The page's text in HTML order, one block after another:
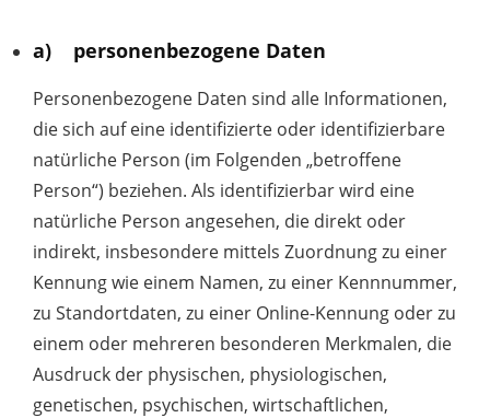
a) personenbezogene Daten
Personenbezogene Daten sind alle Informationen,
die sich auf eine identifizierte oder identifizierbare
natürliche Person (im Folgenden „betroffene
Person“) beziehen. Als identifizierbar wird eine
natürliche Person angesehen, die direkt oder
indirekt, insbesondere mittels Zuordnung zu einer
Kennung wie einem Namen, zu einer Kennnummer,
zu Standortdaten, zu einer Online-Kennung oder zu
einem oder mehreren besonderen Merkmalen, die
Ausdruck der physischen, physiologischen,
genetischen, psychischen, wirtschaftlichen,